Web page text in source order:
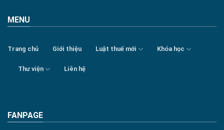
MENU
Trang chủ Giới thiệu Luật thuế mới Khóa học
Thư viện Liên hệ
FANPAGE